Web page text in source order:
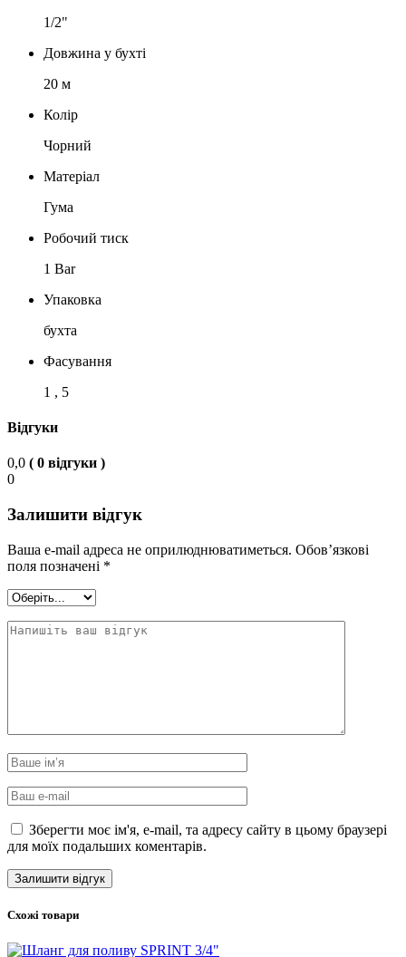
1/2"
Довжина у бухті
20 м
Колір
Чорний
Матеріал
Гума
Робочий тиск
1 Bar
Упаковка
бухта
Фасування
1 , 5
Відгуки
0,0 ( 0 відгуки )
0
Залишити відгук
Ваша e-mail адреса не оприлюднюватиметься. Обов’язкові
поля позначені *
Зберегти моє ім'я, e-mail, та адресу сайту в цьому браузері
для моїх подальших коментарів.
Схожі товари